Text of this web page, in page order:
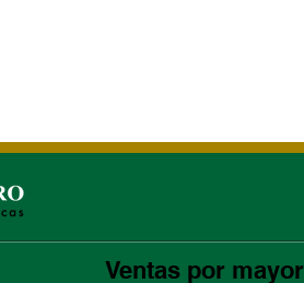
Ventas por mayor